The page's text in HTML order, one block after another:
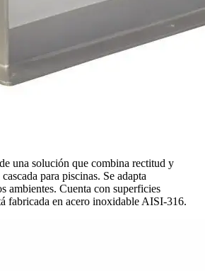
una solución que combina rectitud y
para piscinas. Se adapta
ambientes. Cuenta con superficies
fabricada en acero inoxidable AISI-316.